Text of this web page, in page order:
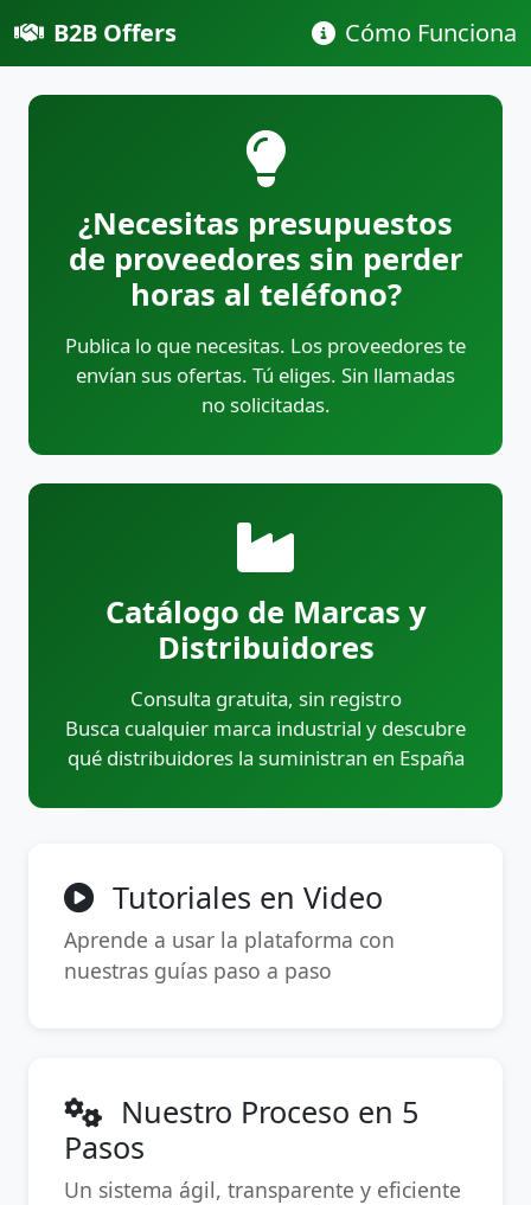
B2B Offers Cómo Funciona
¿Necesitas presupuestos
de proveedores sin perder
horas al teléfono?
Publica lo que necesitas. Los proveedores te
envían sus ofertas. Tú eliges. Sin llamadas
no solicitadas.
Catálogo de Marcas y
Distribuidores
Consulta gratuita, sin registro
Busca cualquier marca industrial y descubre
qué distribuidores la suministran en España
Tutoriales en Video
Aprende a usar la plataforma con
nuestras guías paso a paso
Nuestro Proceso en 5
Pasos
Un sistema ágil, transparente y eficiente